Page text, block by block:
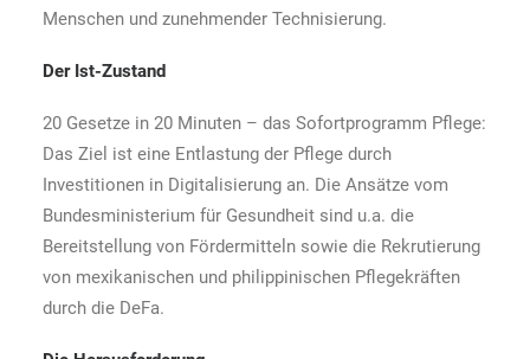
Menschen und zunehmender Technisierung.
Der Ist-Zustand
20 Gesetze in 20 Minuten – das Sofortprogramm Pflege:
Das Ziel ist eine Entlastung der Pflege durch
Investitionen in Digitalisierung an. Die Ansätze vom
Bundesministerium für Gesundheit sind u.a. die
Bereitstellung von Fördermitteln sowie die Rekrutierung
von mexikanischen und philippinischen Pflegekräften
durch die DeFa.